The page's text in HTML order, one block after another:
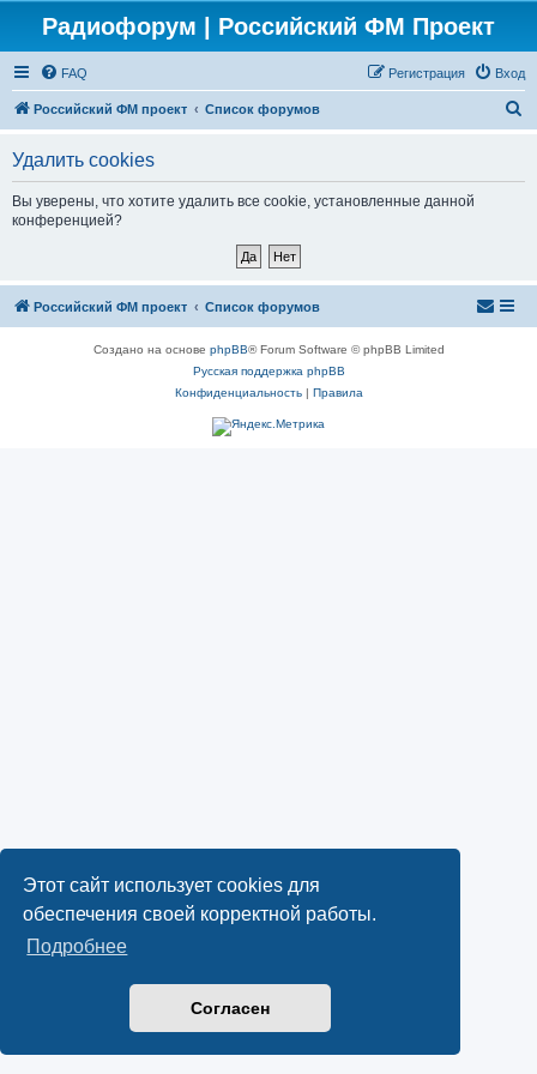
Этот сайт использует cookies для
обеспечения своей корректной работы.
Подробнее
Согласен
Радиофорум | Российский ФМ Проект
FAQ Вход
Регистрация
Российский ФМ проект Список форумов
Удалить cookies
Вы уверены, что хотите удалить все cookie, установленные данной
конференцией?
Российский ФМ проект Список форумов
Создано на основе phpBB® Forum Software © phpBB Limited
Русская поддержка phpBB
Конфиденциальность| Правила